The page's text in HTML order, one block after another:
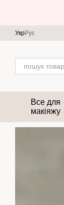
УкрРус
Все для
макіяжу